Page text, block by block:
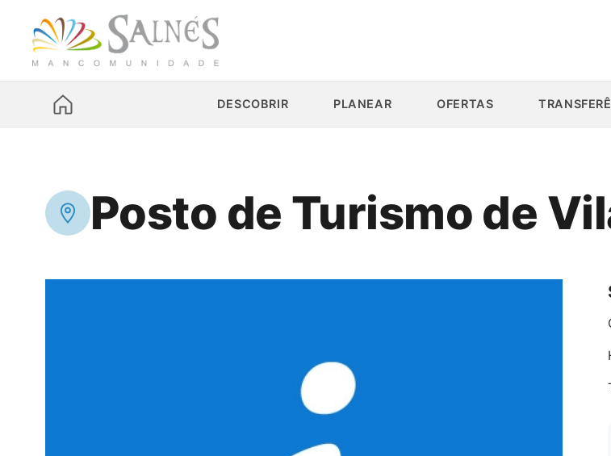
DESCOBRIR PLANEAR OFERTAS
Posto de Turismo de